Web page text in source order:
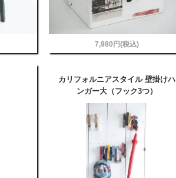
7,980円(税込)
カリフォルニアスタイル 壁掛けハ
ンガー大（フック3つ）